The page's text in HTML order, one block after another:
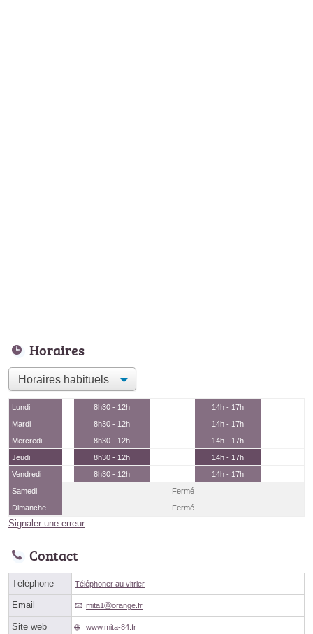
Horaires
Lundi 8h30 - 12h
14h - 17h
Mardi
8h30 - 12h
14h - 17h
Mercredi
8h30 - 12h
14h - 17h
Jeudi
8h30 - 12h
14h - 17h
Vendredi
8h30 - 12h
14h - 17h
Samedi
Fermé
Dimanche
Fermé
Signaler une erreur
Contact
Téléphone Téléphoner au vitrier
Email mita1ⓐorange.fr
Site web www.mita-84.fr